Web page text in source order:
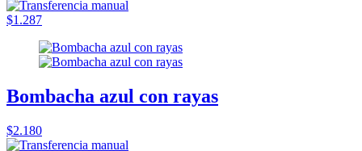
$1.287
Bombacha azul con rayas
$2.180